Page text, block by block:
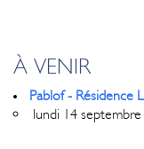
À VENIR
Pablof - Résidence
lundi 14